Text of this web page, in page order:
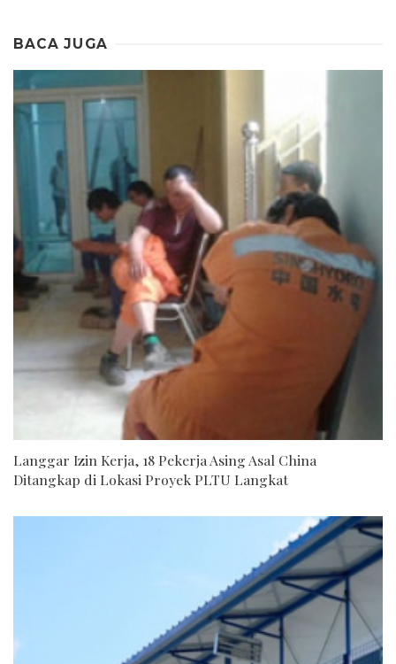
BACA JUGA
Langgar Izin Kerja, 18 Pekerja Asing Asal China
Ditangkap di Lokasi Proyek PLTU Langkat